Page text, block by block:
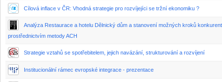
Cílová inflace v ČR: Vhodná strategie pro rozvíjejíci se tržní ekonomiku ?
Analýza Restaurace a hotelu Dělnický dům a stanovení možných kroků
prostřednictvím metody ACH
Strategie vztahů se spotřebitelem, jejich navázání, strukturování a rozvíjení
Institucionální rámec evropské integrace - prezentace